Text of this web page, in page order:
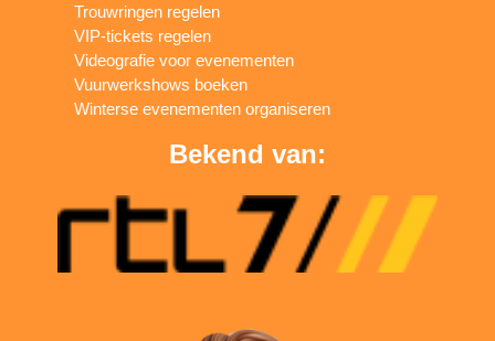
Trouwringen regelen
VIP-tickets regelen
Videografie voor evenementen
Vuurwerkshows boeken
Winterse evenementen organiseren
Bekend van: